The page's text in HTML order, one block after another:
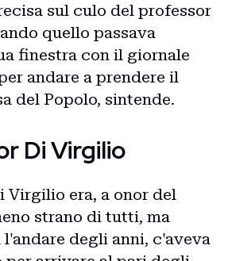
sul culo del professor
quello passava
finestra con il giornale
andare a prendere il
del Popolo, sintende.
Di Virgilio
Virgilio era, a onor del
strano di tutti, ma
l'andare degli anni, c'aveva